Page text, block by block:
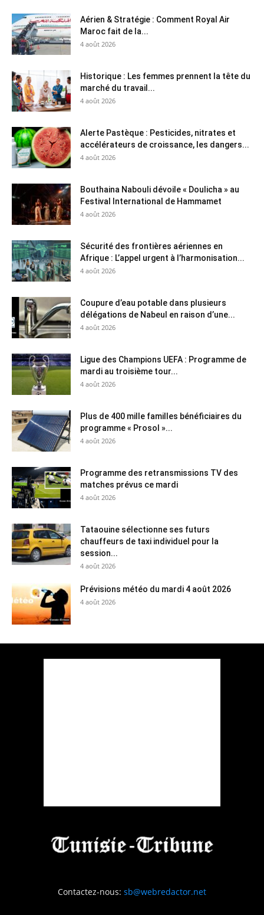
Aérien & Stratégie : Comment Royal Air
Maroc fait de la...
4 août 2026
Historique : Les femmes prennent la tête du
marché du travail...
4 août 2026
Alerte Pastèque : Pesticides, nitrates et
accélérateurs de croissance, les dangers...
4 août 2026
Bouthaina Nabouli dévoile « Doulicha » au
Festival International de Hammamet
4 août 2026
Sécurité des frontières aériennes en
Afrique : L’appel urgent à l’harmonisation...
4 août 2026
Coupure d’eau potable dans plusieurs
délégations de Nabeul en raison d’une...
4 août 2026
Ligue des Champions UEFA : Programme de
mardi au troisième tour...
4 août 2026
Plus de 400 mille familles bénéficiaires du
programme « Prosol »...
4 août 2026
Programme des retransmissions TV des
matches prévus ce mardi
4 août 2026
Tataouine sélectionne ses futurs
chauffeurs de taxi individuel pour la
session...
4 août 2026
Prévisions météo du mardi 4 août 2026
4 août 2026
Contactez-nous: sb@webredactor.net